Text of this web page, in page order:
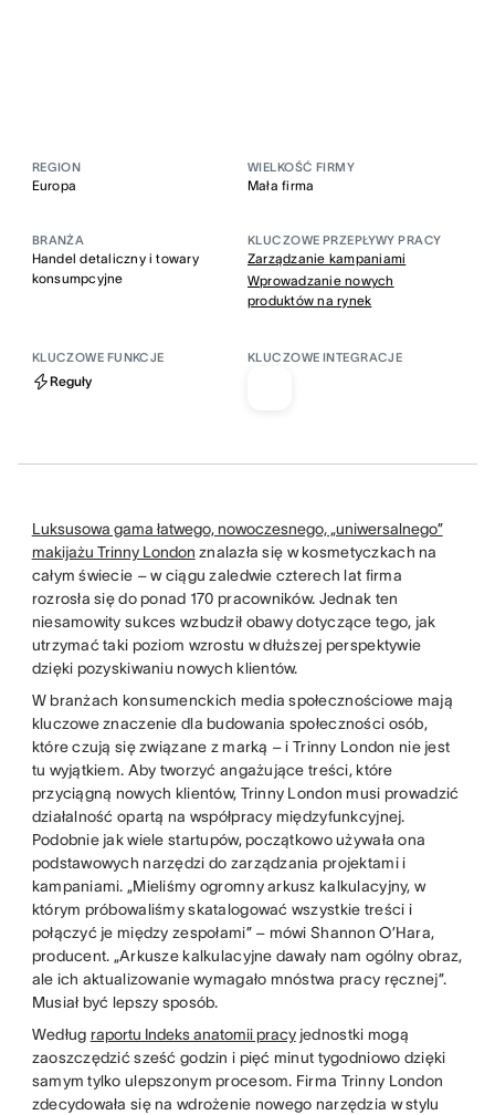
REGION
Europa
WIELKOŚĆ FIRMY
Mała firma
BRANŻA
Handel detaliczny i towary
konsumpcyjne
KLUCZOWE PRZEPŁYWY PRACY
Zarządzanie kampaniami
Wprowadzanie nowych
produktów na rynek
KLUCZOWE FUNKCJE
Reguły
KLUCZOWE INTEGRACJE
Luksusowa gama łatwego, nowoczesnego, „uniwersalnego”
makijażu Trinny London znalazła się w kosmetyczkach na
całym świecie – w ciągu zaledwie czterech lat firma
rozrosła się do ponad 170 pracowników. Jednak ten
niesamowity sukces wzbudził obawy dotyczące tego, jak
utrzymać taki poziom wzrostu w dłuższej perspektywie
dzięki pozyskiwaniu nowych klientów.
W branżach konsumenckich media społecznościowe mają
kluczowe znaczenie dla budowania społeczności osób,
które czują się związane z marką – i Trinny London nie jest
tu wyjątkiem. Aby tworzyć angażujące treści, które
przyciągną nowych klientów, Trinny London musi prowadzić
działalność opartą na współpracy międzyfunkcyjnej.
Podobnie jak wiele startupów, początkowo używała ona
podstawowych narzędzi do zarządzania projektami i
kampaniami. „Mieliśmy ogromny arkusz kalkulacyjny, w
którym próbowaliśmy skatalogować wszystkie treści i
połączyć je między zespołami” – mówi Shannon O’Hara,
producent. „Arkusze kalkulacyjne dawały nam ogólny obraz,
ale ich aktualizowanie wymagało mnóstwa pracy ręcznej”.
Musiał być lepszy sposób.
Według raportu Indeks anatomii pracyjednostki mogą
zaoszczędzić sześć godzin i pięć minut tygodniowo dzięki
samym tylko ulepszonym procesom. Firma Trinny London
zdecydowała się na wdrożenie nowego narzędzia w stylu